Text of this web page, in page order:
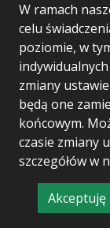
W ramach
celu
poziomie, w
zmiany
będą one
końcowym.
czasie zmiany
szczegółów w
Akceptuję
Ostatnio
Polityka
Wersja
Ostatnia
CMS: Logonet